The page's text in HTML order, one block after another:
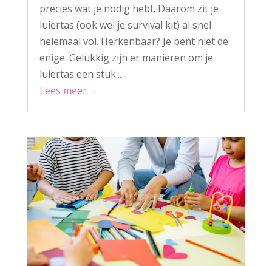
precies wat je nodig hebt. Daarom zit je
luiertas (ook wel je survival kit) al snel
helemaal vol. Herkenbaar? Je bent niet de
enige. Gelukkig zijn er manieren om je
luiertas een stuk...
Lees meer